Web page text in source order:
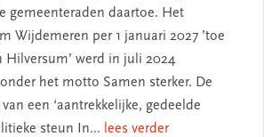
gemeenteraden daartoe. Het
Wijdemeren per 1 januari 2027 ’toe
Hilversum’ werd in juli 2024
het motto Samen sterker. De
een ‘aantrekkelijke, gedeelde
steun In... lees verder